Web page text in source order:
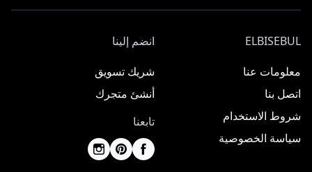
ELBISEBUL
معلومات عنا
اتصل بنا
شروط الاستخدام
سياسة الخصوصية
انضم إلينا
شريك تسويق
أنشئ متجرك
تابعنا